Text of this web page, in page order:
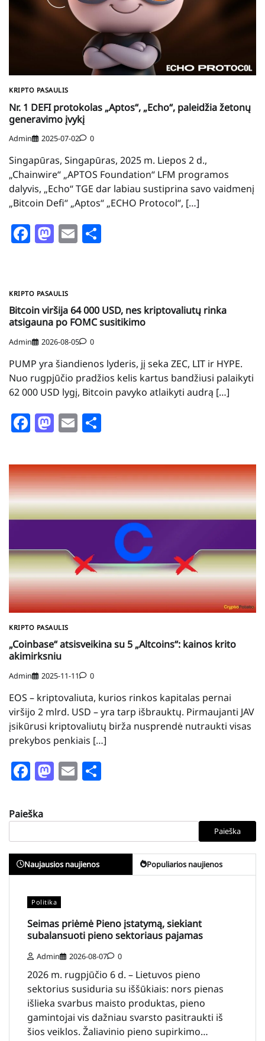
KRIPTO PASAULIS
Nr. 1 DEFI protokolas „Aptos“, „Echo“, paleidžia žetonų
generavimo įvykį
Admin 2025-07-02 0
Singapūras, Singapūras, 2025 m. Liepos 2 d.,
„Chainwire“ „APTOS Foundation“ LFM programos
dalyvis, „Echo“ TGE dar labiau sustiprina savo vaidmenį
„Bitcoin Defi“ „Aptos“ „ECHO Protocol“, […]
Facebook
Mastodon
Email
KRIPTO PASAULIS
Bitcoin viršija 64 000 USD, nes kriptovaliutų rinka
atsigauna po FOMC susitikimo
Admin 2026-08-05 0
PUMP yra šiandienos lyderis, jį seka ZEC, LIT ir HYPE.
Nuo rugpjūčio pradžios kelis kartus bandžiusi palaikyti
62 000 USD lygį, Bitcoin pavyko atlaikyti audrą […]
Facebook
Mastodon
Email
KRIPTO PASAULIS
„Coinbase“ atsisveikina su 5 „Altcoins“: kainos krito
akimirksniu
Admin 2025-11-11 0
EOS – kriptovaliuta, kurios rinkos kapitalas pernai
viršijo 2 mlrd. USD – yra tarp išbrauktų. Pirmaujanti JAV
įsikūrusi kriptovaliutų birža nusprendė nutraukti visas
prekybos penkiais […]
Facebook
Mastodon
Email
Paieška
Paieška
Naujausios naujienos Populiarios naujienos
Politika
Seimas priėmė Pieno įstatymą, siekiant
subalansuoti pieno sektoriaus pajamas
Admin 2026-08-07 0
2026 m. rugpjūčio 6 d. – Lietuvos pieno
sektorius susiduria su iššūkiais: nors pienas
išlieka svarbus maisto produktas, pieno
gamintojai vis dažniau svarsto pasitraukti iš
šios veiklos. Žaliavinio pieno supirkimo…